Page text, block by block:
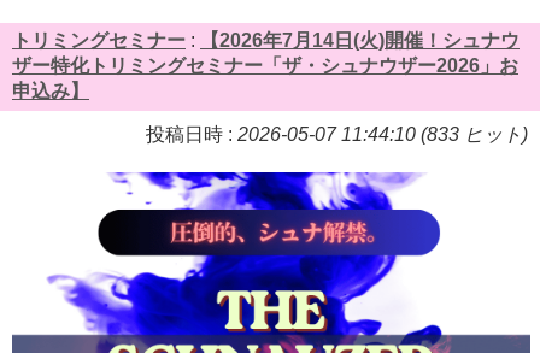
トリミングセミナー :
【2026年7月14日(火)開催！シュナウ
ザー特化トリミングセミナー「ザ・シュナウザー2026」お
申込み】
投稿日時 : 2026-05-07 11:44:10 (833 ヒット)